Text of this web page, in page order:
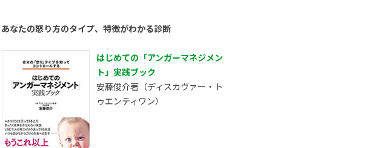
あなたの怒り方のタイプ、特徴がわかる診断
はじめての「アンガーマネジメン
ト」実践ブック
安藤俊介著（ディスカヴァー・ト
ゥエンティワン）